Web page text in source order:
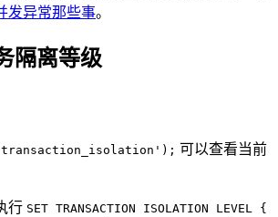
发异常那些事。
隔离等级
可以查看当前
行 SET TRANSACTION ISOLATION LEVEL {